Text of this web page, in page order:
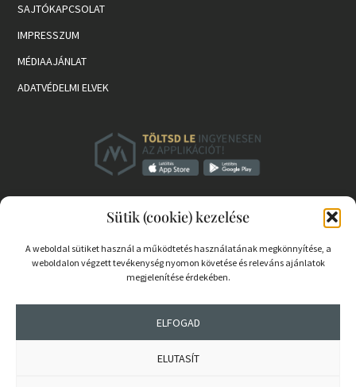
Sütik (cookie) kezelése
A weboldal sütiket használ a működtetés használatának megkönnyítése, a
weboldalon végzett tevékenység nyomon követése és releváns ajánlatok
megjelenítése érdekében.
ELFOGAD
ELUTASÍT
SAJTÓKAPCSOLAT
IMPRESSZUM
MÉDIAAJÁNLAT
ADATVÉDELMI ELVEK